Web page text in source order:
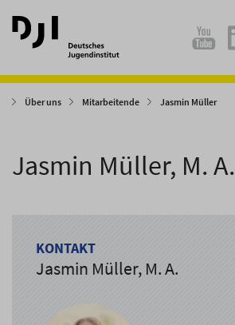
Direkt
zum
Hauptinhalt
Direkt
zum
Hauptmenü
Über uns Mitarbeitende Jasmin Müller
Jasmin Müller, M. A.
KONTAKT
Jasmin Müller, M. A.